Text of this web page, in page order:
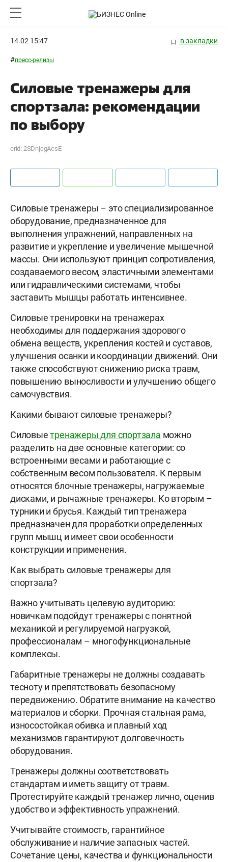
14.02 15:47 в закладки
#пресс-релизы
Силовые тренажеры для
спортзала: рекомендации
по выбору
erid: 2SDnjcgAcsE
Силовые тренажеры – это специализированное
оборудование, предназначенное для
выполнения упражнений, направленных на
развитие и укрепление и увеличение мышечной
массы. Они используют принцип сопротивления,
создаваемого весом, эластичными элементами
или гидравлическими системами, чтобы
заставить мышцы работать интенсивнее.
Силовые тренировки на тренажерах
необходимы для поддержания здорового
обмена веществ, укрепления костей и суставов,
улучшения осанки и координации движений. Они
также способствуют снижению риска травм,
повышению выносливости и улучшению общего
самочувствия.
Какими бывают силовые тренажеры?
Силовыетренажеры для спортзала можно
разделить на две основные категории: со
встроенными весами и работающие с
собственным весом пользователя. К первым
относятся блочные тренажеры, нагружаемые
дисками, и рычажные тренажеры. Ко вторым –
турники и брусья. Каждый тип тренажера
предназначен для проработки определенных
групп мышц и имеет свои особенности
конструкции и применения.
Как выбрать силовые тренажеры для
спортзала?
Важно учитывать целевую аудиторию:
новичкам подойдут тренажеры с понятной
механикой и регулируемой нагрузкой,
профессионалам – многофункциональные
комплексы.
Габаритные тренажеры не должны создавать
тесноту и препятствовать безопасному
передвижению. Обратите внимание на качество
материалов и сборки. Прочная стальная рама,
износостойкая обивка и плавный ход
механизмов гарантируют долговечность
оборудования.
Тренажеры должны соответствовать
стандартам и иметь защиту от травм.
Протестируйте каждый тренажер лично, оценив
удобство и эффективность упражнений.
Учитывайте стоимость, гарантийное
обслуживание и наличие запасных частей.
Сочетание цены, качества и функциональности